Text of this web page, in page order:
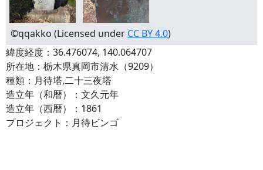
©qqakko (Licensed under CC BY 4.0)
緯度経度：36.476074, 140.064707
所在地：栃木県真岡市清水（9209）
種類：月待塔,二十三夜塔
造立年（和暦）：文久元年
造立年（西暦）：1861
プロジェクト：月待ビンゴ